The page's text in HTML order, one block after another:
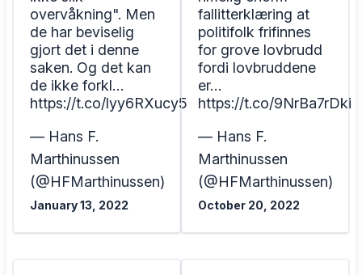
overvåkning". Men
de har beviselig
gjort det i denne
saken. Og det kan
de ikke forkl…
https://t.co/lyy6RXucy5
— Hans F.
Marthinussen
(@HFMarthinussen)
January 13, 2022
fallitterklæring at
politifolk frifinnes
for grove lovbrudd
fordi lovbruddene
er…
https://t.co/9NrBa7rDki
— Hans F.
Marthinussen
(@HFMarthinussen)
October 20, 2022